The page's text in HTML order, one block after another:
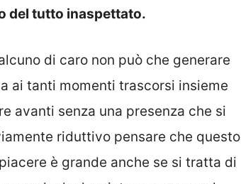
del tutto inaspettato.
di caro non può che generare
ai tanti momenti trascorsi insieme
avanti senza una presenza che si
riduttivo pensare che questo
è grande anche se si tratta di